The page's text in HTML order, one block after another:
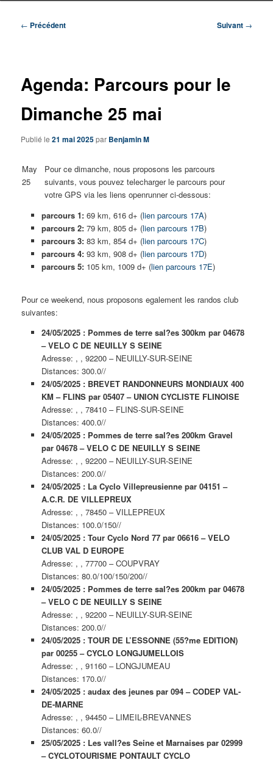
Navigation
← Précédent Suivant →
Agenda: Parcours pour le
Dimanche 25 mai
Publié le21 mai 2025par Benjamin M
May
25
Pour ce dimanche, nous proposons les parcours
suivants, vous pouvez telecharger le parcours pour
votre GPS via les liens openrunner ci-dessous:
parcours 1:69 km, 616 d+ (lien parcours 17A)
parcours 2:79 km, 805 d+ (lien parcours 17B)
parcours 3:83 km, 854 d+ (lien parcours 17C)
parcours 4:93 km, 908 d+ (lien parcours 17D)
parcours 5:105 km, 1009 d+ (lien parcours 17E)
Pour ce weekend, nous proposons egalement les randos club
suivantes:
24/05/2025 : Pommes de terre sal?es 300km par 04678
– VELO C DE NEUILLY S SEINE
Adresse: , , 92200 – NEUILLY-SUR-SEINE
Distances: 300.0//
24/05/2025 : BREVET RANDONNEURS MONDIAUX 400
KM – FLINS par 05407 – UNION CYCLISTE FLINOISE
Adresse: , , 78410 – FLINS-SUR-SEINE
Distances: 400.0//
24/05/2025 : Pommes de terre sal?es 200km Gravel
par 04678 – VELO C DE NEUILLY S SEINE
Adresse: , , 92200 – NEUILLY-SUR-SEINE
Distances: 200.0//
24/05/2025 : La Cyclo Villepreusienne par 04151 –
A.C.R. DE VILLEPREUX
Adresse: , , 78450 – VILLEPREUX
Distances: 100.0/150//
24/05/2025 : Tour Cyclo Nord 77 par 06616 – VELO
CLUB VAL D EUROPE
Adresse: , , 77700 – COUPVRAY
Distances: 80.0/100/150/200//
24/05/2025 : Pommes de terre sal?es 200km par 04678
– VELO C DE NEUILLY S SEINE
Adresse: , , 92200 – NEUILLY-SUR-SEINE
Distances: 200.0//
24/05/2025 : TOUR DE L’ESSONNE (55?me EDITION)
par 00255 – CYCLO LONGJUMELLOIS
Adresse: , , 91160 – LONGJUMEAU
Distances: 170.0//
24/05/2025 : audax des jeunes par 094 – CODEP VAL-
DE-MARNE
Adresse: , , 94450 – LIMEIL-BREVANNES
Distances: 60.0//
25/05/2025 : Les vall?es Seine et Marnaises par 02999
– CYCLOTOURISME PONTAULT CYCLO